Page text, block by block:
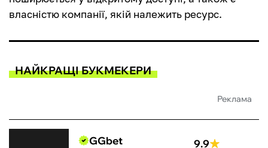
власністю компанії, якій належить ресурс.
НАЙКРАЩІ БУКМЕКЕРИ
Реклама
GGbet 9.9